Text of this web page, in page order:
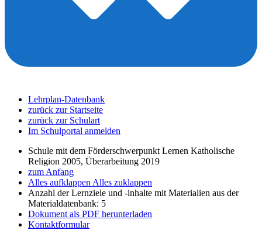
Lehrplan-Datenbank
zurück zur Startseite
zurück zur Schulart
Im Schulportal anmelden
Schule mit dem Förderschwerpunkt Lernen Katholische
Religion 2005, Überarbeitung 2019
zum Anfang
Alles aufklappen Alles zuklappen
Anzahl der Lernziele und -inhalte mit Materialien aus der
Materialdatenbank: 5
Dokument als PDF herunterladen
Kontaktformular